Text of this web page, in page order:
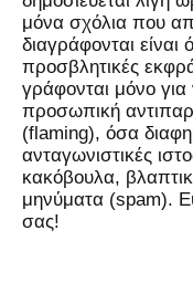
μόνα σχόλια που
διαγράφονται είναι
προσβλητικές
γράφονται μόνο
προσωπική
(flaming), όσα
ανταγωνιστικές
κακόβουλα,
μηνύματα (spam).
σας!